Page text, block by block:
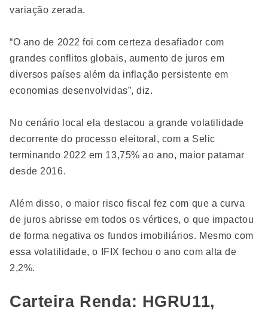
variação zerada.
“O ano de 2022 foi com certeza desafiador com
grandes conflitos globais, aumento de juros em
diversos países além da inflação persistente em
economias desenvolvidas”, diz.
No cenário local ela destacou a grande volatilidade
decorrente do processo eleitoral, com a Selic
terminando 2022 em 13,75% ao ano, maior patamar
desde 2016.
Além disso, o maior risco fiscal fez com que a curva
de juros abrisse em todos os vértices, o que impactou
de forma negativa os fundos imobiliários. Mesmo com
essa volatilidade, o IFIX fechou o ano com alta de
2,2%.
Carteira Renda: HGRU11,